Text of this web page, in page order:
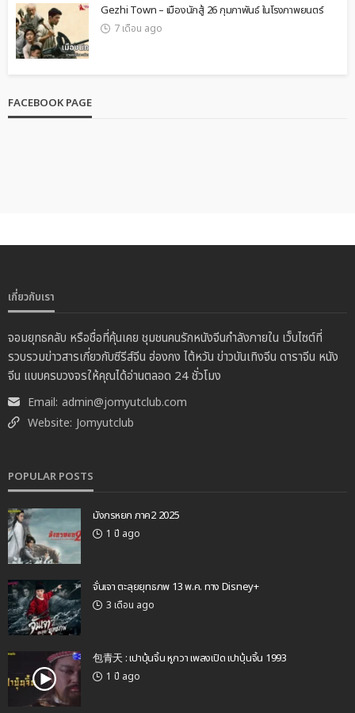
Gezhi Town – เมืองนักสู้ 26 กุมภาพันธ์ ในโรงภาพยนตร์
7 เดือน ago
FACEBOOK PAGE
เกี่ยวกับเรา
จอมยุทธคลับ หรือชื่อที่คุ้นเคย ชุมชนคนรักหนังจีนกำลังภายใน เว็บไซต์ที่
รวบรวมข่าวสารเกี่ยวกับซีรีส์จีน ฮ่องกง ไต้หวัน ข่าวบันเทิงจีน ดาราจีน หนัง
จีน แบบครบวงจรให้คุณได้อ่านตลอด 24 ชั่วโมง
Email: admin@jomyutclub.com
Website: Jomyutclub
POPULAR POSTS
มังกรหยก ภาค2 2025
1 ปี ago
จั่นเจา ตะลุยยุทธภพ 13 พ.ค. ทาง Disney+
3 เดือน ago
包青天 : เปาบุ้นจิ้น หูกวา เพลงเปิด เปาบุ้นจิ้น 1993
1 ปี ago